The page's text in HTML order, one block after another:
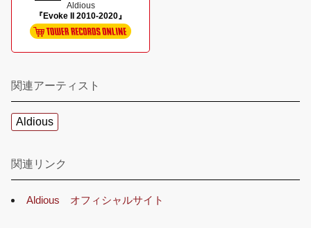
Aldious
『Evoke II 2010-2020』
関連アーティスト
Aldious
関連リンク
Aldious オフィシャルサイト